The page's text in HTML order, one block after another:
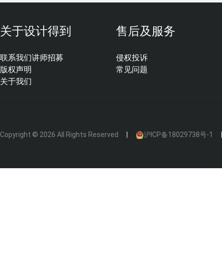
关于设计得到
联系我们
版权声明
关于我们
讲师招募
售后及服务
侵权投诉
常见问题
Copyright © 2026 All Rights Reserved 沪ICP备18029738号-1